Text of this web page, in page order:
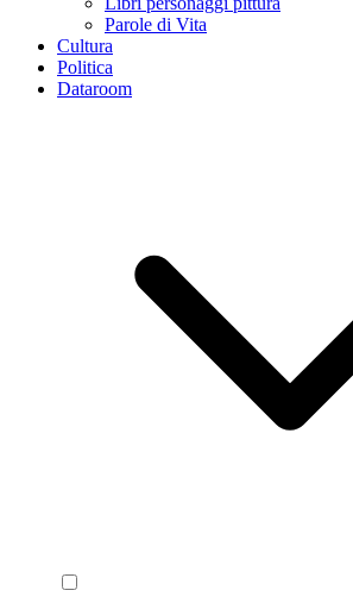
Parole di Vita
Cultura
Politica
Dataroom